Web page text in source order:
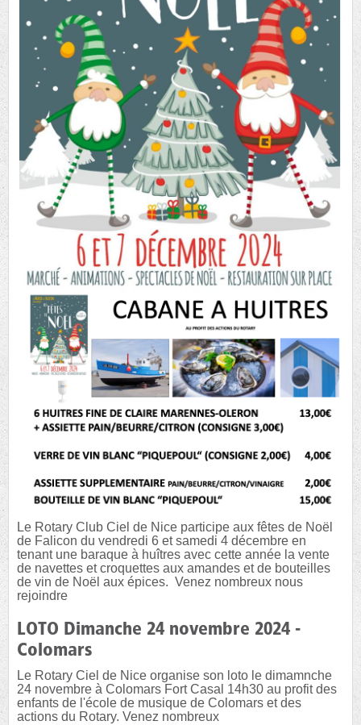
Le Rotary Club Ciel de Nice participe aux fêtes de Noël
de Falicon du vendredi 6 et samedi 4 décembre en
tenant une baraque à huîtres avec cette année la vente
de navettes et croquettes aux amandes et de bouteilles
de vin de Noël aux épices. Venez nombreux nous
rejoindre
LOTO Dimanche 24 novembre 2024 -
Colomars
Le Rotary Ciel de Nice organise son loto le dimamnche
24 novembre à Colomars Fort Casal 14h30 au profit des
enfants de l'école de musique de Colomars et des
actions du Rotary. Venez nombreux